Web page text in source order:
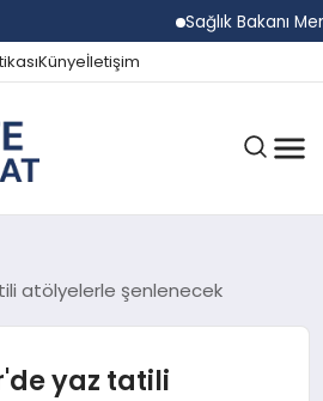
Sağlık Bakanı
Künyeİletişim
atölyelerle şenlenecek
yaz tatili